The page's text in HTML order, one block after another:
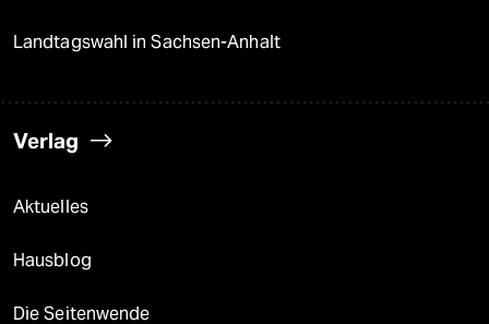
Landtagswahl in Sachsen-Anhalt
Verlag
Aktuelles
Hausblog
Die Seitenwende